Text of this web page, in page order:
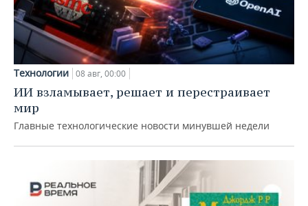
Технологии 08 авг, 00:00
ИИ взламывает, решает и перестраивает
мир
Главные технологические новости минувшей недели